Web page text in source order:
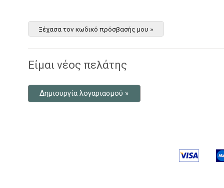
Ξέχασα τον κωδικό πρόσβασής μου »
Είμαι νέος πελάτης
Δημιουργία λογαριασμού »